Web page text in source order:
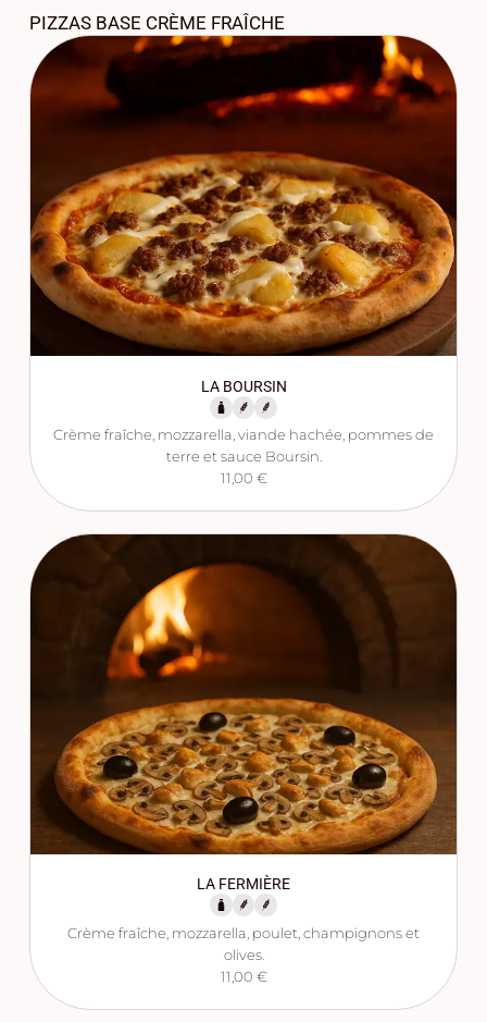
PIZZAS BASE CRÈME FRAÎCHE
LA BOURSIN
Crème fraîche, mozzarella, viande hachée, pommes de
terre et sauce Boursin.
11,00 €
LA FERMIÈRE
Crème fraîche, mozzarella, poulet, champignons et
olives.
11,00 €